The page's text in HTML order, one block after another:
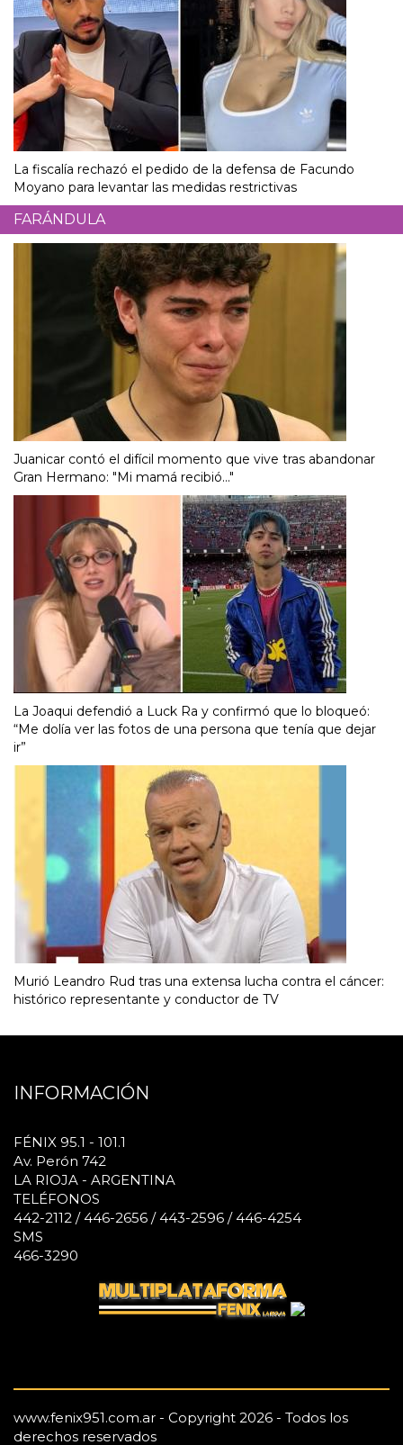
La fiscalía rechazó el pedido de la defensa de Facundo
Moyano para levantar las medidas restrictivas
FARÁNDULA
Juanicar contó el difícil momento que vive tras abandonar
Gran Hermano: "Mi mamá recibió..."
La Joaqui defendió a Luck Ra y confirmó que lo bloqueó:
“Me dolía ver las fotos de una persona que tenía que dejar
ir”
Murió Leandro Rud tras una extensa lucha contra el cáncer:
histórico representante y conductor de TV
INFORMACIÓN
FÉNIX 95.1 - 101.1
Av. Perón 742
LA RIOJA - ARGENTINA
TELÉFONOS
442-2112 / 446-2656 / 443-2596 / 446-4254
SMS
466-3290
www.fenix951.com.ar - Copyright 2026 - Todos los
derechos reservados